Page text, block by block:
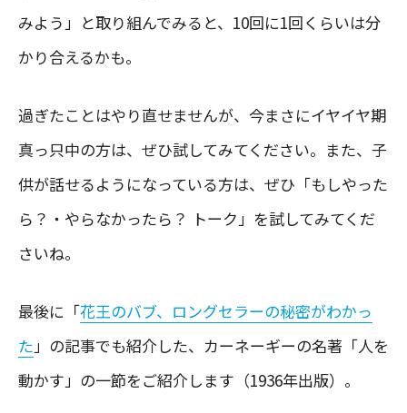
みよう」と取り組んでみると、10回に1回くらいは分
かり合えるかも。
過ぎたことはやり直せませんが、今まさにイヤイヤ期
真っ只中の方は、ぜひ試してみてください。また、子
供が話せるようになっている方は、ぜひ「もしやった
ら？・やらなかったら？ トーク」を試してみてくだ
さいね。
最後に「花王のバブ、ロングセラーの秘密がわかっ
た 」の記事でも紹介した、カーネーギーの名著「人を
動かす」の一節をご紹介します（1936年出版）。